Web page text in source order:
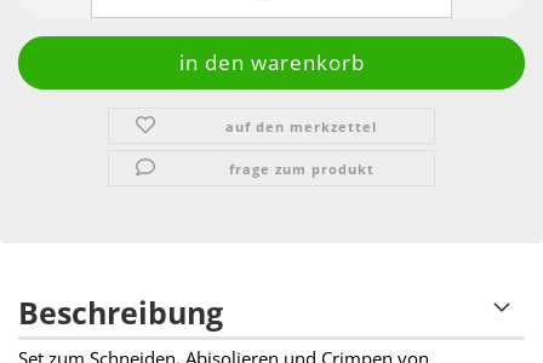
auf den merkzettel
frage zum produkt
Beschreibung
Set zum Schneiden, Abisolieren und Crimpen von